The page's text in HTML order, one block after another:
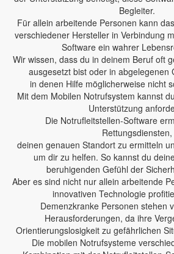
Begleiter.
Für allein arbeitende Personen kann
verschiedener Hersteller in Verbindung
Software ein wahrer
Wir wissen, dass du in deinem Beruf oft
ausgesetzt bist oder in abgelegenen
in denen Hilfe möglicherweise nicht
Mit dem Mobilen Notrufsystem kannst
Unterstützung
Die Notrufleitstellen-Software
Rettungsdiensten,
deinen genauen Standort zu ermitteln
um dir zu helfen. So kannst du
beruhigenden Gefühl der
Aber es sind nicht nur allein arbeitende
innovativen Technologie
Demenzkranke Personen stehen
Herausforderungen, da ihre
Orientierungslosigkeit zu gefährlichen
Die mobilen Notrufsysteme